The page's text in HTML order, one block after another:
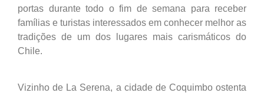
portas durante todo o fim de semana para receber
famílias e turistas interessados em conhecer melhor as
tradições de um dos lugares mais carismáticos do
Chile.
Vizinho de La Serena, a cidade de Coquimbo ostenta